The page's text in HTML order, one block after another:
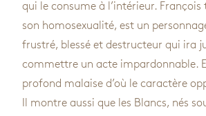
qui le consume à l’intérieur.
son homosexualité, est un
frustré, blessé et destructeur qui ira
commettre un acte impardonnable.
profond malaise d’où le caractère
Il montre aussi que les Blancs, nés